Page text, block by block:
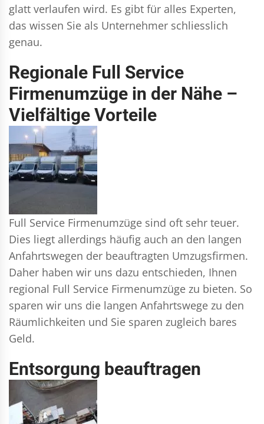
glatt verlaufen wird. Es gibt für alles Experten,
das wissen Sie als Unternehmer schliesslich
genau.
Regionale Full Service
Firmenumzüge in der Nähe –
Vielfältige Vorteile
Full Service Firmenumzüge sind oft sehr teuer.
Dies liegt allerdings häufig auch an den langen
Anfahrtswegen der beauftragten Umzugsfirmen.
Daher haben wir uns dazu entschieden, Ihnen
regional Full Service Firmenumzüge zu bieten. So
sparen wir uns die langen Anfahrtswege zu den
Räumlichkeiten und Sie sparen zugleich bares
Geld.
Entsorgung beauftragen